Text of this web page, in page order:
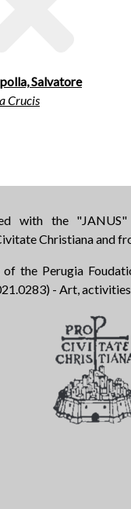
Salvatore
Crucis
with the
Christiana and
the Perugia
- Art,